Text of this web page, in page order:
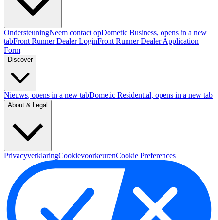
OndersteuningNeem contact opDometic Business, opens in a new
tabFront Runner Dealer LoginFront Runner Dealer Application
Form
Discover
Nieuws, opens in a new tabDometic Residential, opens in a new tab
About & Legal
PrivacyverklaringCookievoorkeurenCookie Preferences